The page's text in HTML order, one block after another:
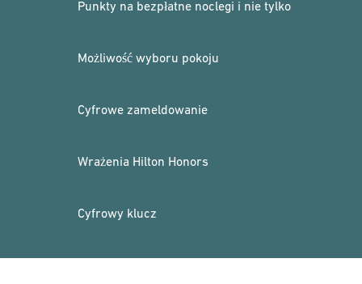
Punkty na bezpłatne noclegi i nie tylko
Możliwość wyboru pokoju
Cyfrowe zameldowanie
Wrażenia Hilton Honors
Cyfrowy klucz